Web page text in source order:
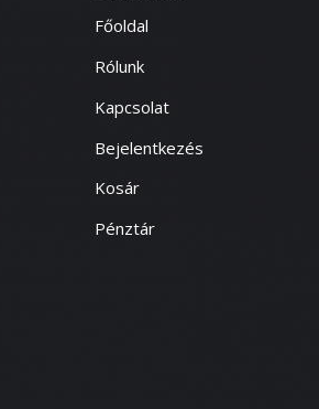
Főoldal
Rólunk
Kapcsolat
Bejelentkezés
Kosár
Pénztár